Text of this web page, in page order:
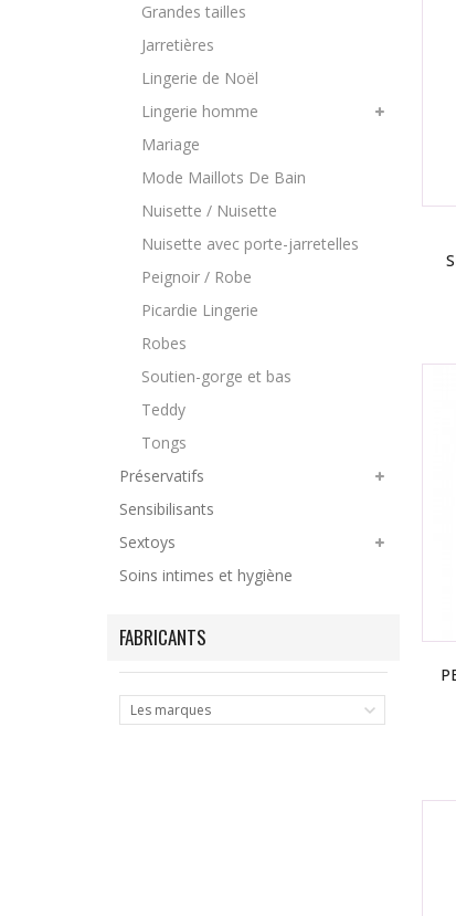
Grandes tailles
Jarretières
Lingerie de Noël
Lingerie homme
Mariage
Mode Maillots De Bain
Nuisette / Nuisette
Nuisette avec porte-jarretelles
Peignoir / Robe
Picardie Lingerie
Robes
Soutien-gorge et bas
Teddy
Tongs
Préservatifs
Sensibilisants
Sextoys
Soins intimes et hygiène
FABRICANTS
Les marques